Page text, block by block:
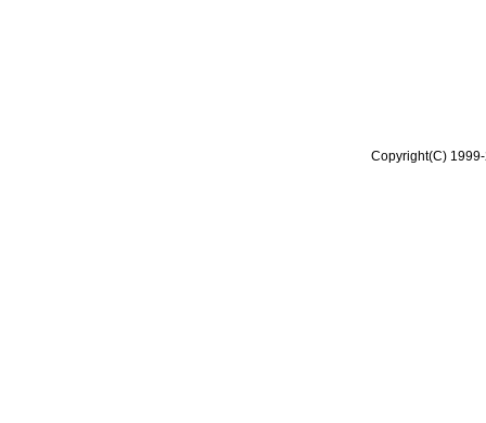
Copyright(C)